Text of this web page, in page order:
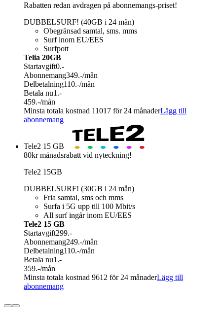
Rabatten redan avdragen på abonnemangs-priset!
DUBBELSURF! (40GB i 24 mån)
Obegränsad samtal, sms. mms
Surf inom EU/EES
Surfpott
Telia 20GB
Startavgift0.-
Abonnemang349.-/mån
Delbetalning110.-/mån
Betala nu1.-
459.-/mån
Minsta totala kostnad 11017 för 24 månaderLägg till
abonnemang
Tele2 15 GB
80kr månadsrabatt vid nyteckning!
Tele2 15GB
DUBBELSURF! (30GB i 24 mån)
Fria samtal, sms och mms
Surfa i 5G upp till 100 Mbit/s
All surf ingår inom EU/EES
Tele2 15 GB
Startavgift299.-
Abonnemang249.-/mån
Delbetalning110.-/mån
Betala nu1.-
359.-/mån
Minsta totala kostnad 9612 för 24 månaderLägg till
abonnemang